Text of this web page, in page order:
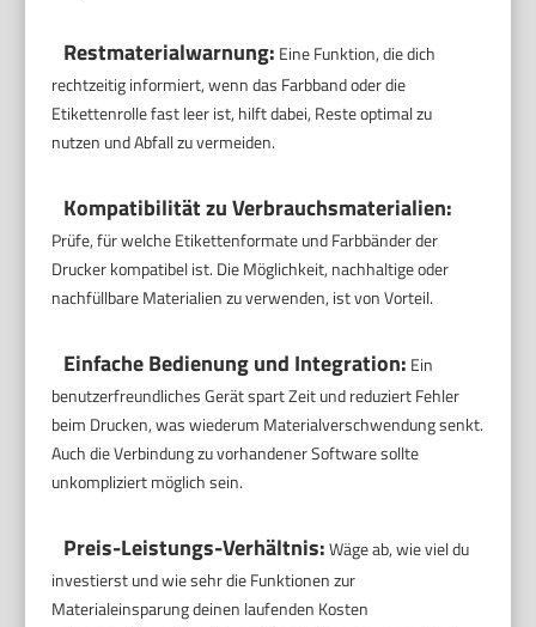
Restmaterialwarnung: Eine Funktion, die dich
rechtzeitig informiert, wenn das Farbband oder die
Etikettenrolle fast leer ist, hilft dabei, Reste optimal zu
nutzen und Abfall zu vermeiden.
Kompatibilität zu Verbrauchsmaterialien:
Prüfe, für welche Etikettenformate und Farbbänder der
Drucker kompatibel ist. Die Möglichkeit, nachhaltige oder
nachfüllbare Materialien zu verwenden, ist von Vorteil.
Einfache Bedienung und Integration: Ein
benutzerfreundliches Gerät spart Zeit und reduziert Fehler
beim Drucken, was wiederum Materialverschwendung senkt.
Auch die Verbindung zu vorhandener Software sollte
unkompliziert möglich sein.
Preis-Leistungs-Verhältnis:Wäge ab, wie viel du
investierst und wie sehr die Funktionen zur
Materialeinsparung deinen laufenden Kosten